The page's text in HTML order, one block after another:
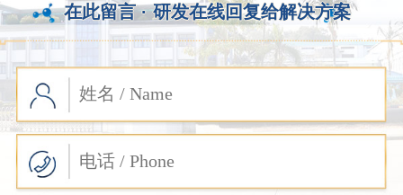
在此留言 · 研发在线回复给解决方案